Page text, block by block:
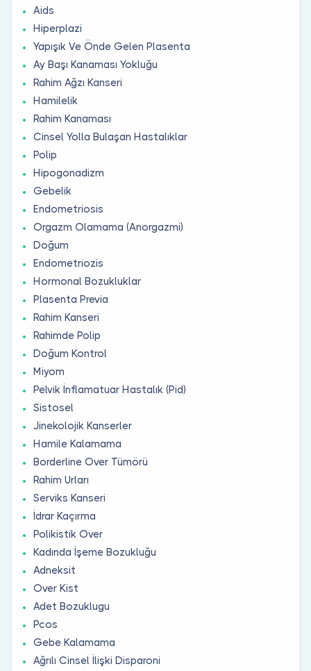
Aids
Hiperplazi
Yapışık Ve Önde Gelen Plasenta
Ay Başı Kanaması Yokluğu
Rahim Ağzı Kanseri
Hamilelik
Rahim Kanaması
Cinsel Yolla Bulaşan Hastalıklar
Polip
Hipogonadizm
Gebelik
Endometriosis
Orgazm Olamama (Anorgazmi)
Doğum
Endometriozis
Hormonal Bozukluklar
Plasenta Previa
Rahim Kanseri
Rahimde Polip
Doğum Kontrol
Miyom
Pelvik İnflamatuar Hastalık (Pid)
Sistosel
Jinekolojik Kanserler
Hamile Kalamama
Borderline Over Tümörü
Rahim Urları
Serviks Kanseri
İdrar Kaçırma
Polikistik Over
Kadında İşeme Bozukluğu
Adneksit
Over Kist
Adet Bozuklugu
Pcos
Gebe Kalamama
Ağrılı Cinsel İlişki Disparoni